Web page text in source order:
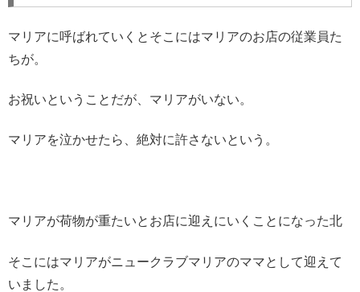
マリアに呼ばれていくとそこにはマリアのお店の従業員た
ちが。
お祝いということだが、マリアがいない。
マリアを泣かせたら、絶対に許さないという。
マリアが荷物が重たいとお店に迎えにいくことになった北
そこにはマリアがニュークラブマリアのママとして迎えて
いました。